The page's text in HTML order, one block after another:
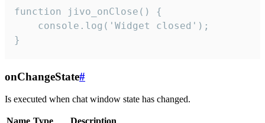
function jivo_onClose() {
    console.log('Widget closed');
}
onChangeState#
Is executed when chat window state has changed.